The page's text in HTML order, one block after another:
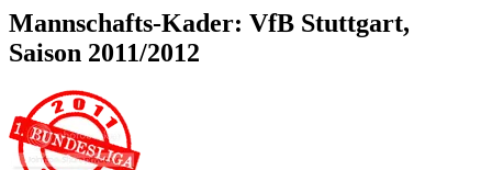
Mannschafts-Kader: VfB Stuttgart,
Saison 2011/2012